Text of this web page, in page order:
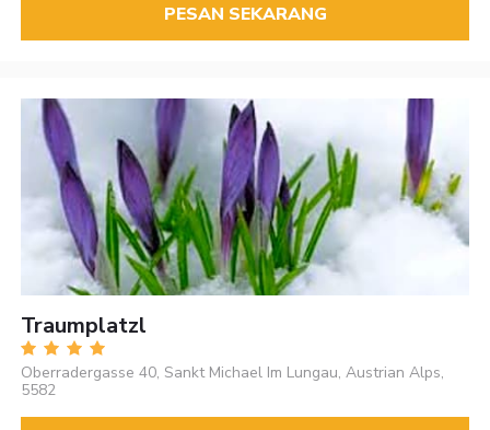
PESAN SEKARANG
Traumplatzl
Oberradergasse 40, Sankt Michael Im Lungau, Austrian Alps,
5582